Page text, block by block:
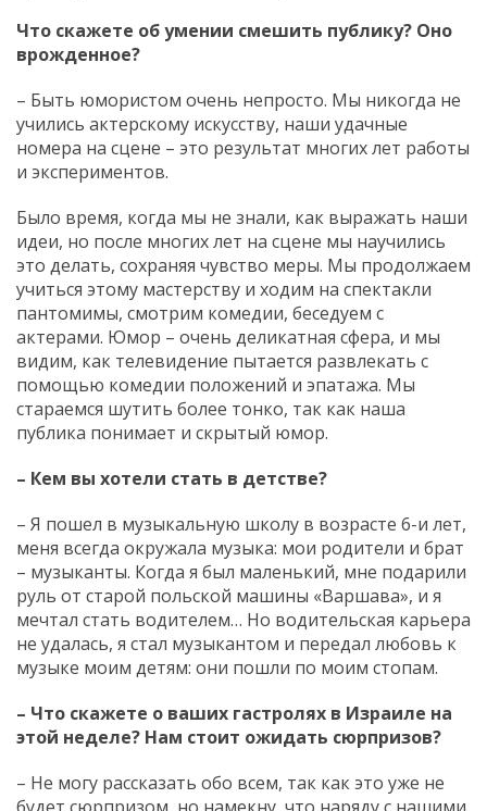
Что скажете об умении смешить публику? Оно
врожденное?
– Быть юмористом очень непросто. Мы никогда не
учились актерскому искусству, наши удачные
номера на сцене – это результат многих лет работы
и экспериментов.
Было время, когда мы не знали, как выражать наши
идеи, но после многих лет на сцене мы научились
это делать, сохраняя чувство меры. Мы продолжаем
учиться этому мастерству и ходим на спектакли
пантомимы, смотрим комедии, беседуем с
актерами. Юмор – очень деликатная сфера, и мы
видим, как телевидение пытается развлекать с
помощью комедии положений и эпатажа. Мы
стараемся шутить более тонко, так как наша
публика понимает и скрытый юмор.
– Кем вы хотели стать в детстве?
– Я пошел в музыкальную школу в возрасте 6-и лет,
меня всегда окружала музыка: мои родители и брат
– музыканты. Когда я был маленький, мне подарили
руль от старой польской машины «Варшава», и я
мечтал стать водителем… Но водительская карьера
не удалась, я стал музыкантом и передал любовь к
музыке моим детям: они пошли по моим стопам.
– Что скажете о ваших гастролях в Израиле на
этой неделе? Нам стоит ожидать сюрпризов?
– Не могу рассказать обо всем, так как это уже не